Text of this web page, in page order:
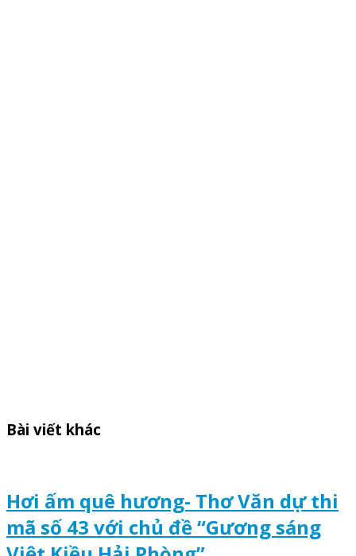
Bài viết khác
Hơi ấm quê hương- Thơ Văn dự thi
mã số 43 với chủ đề “Gương sáng